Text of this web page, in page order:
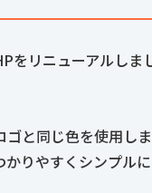
をリニューアルしま
と同じ色を使用しま
りやすくシンプルに